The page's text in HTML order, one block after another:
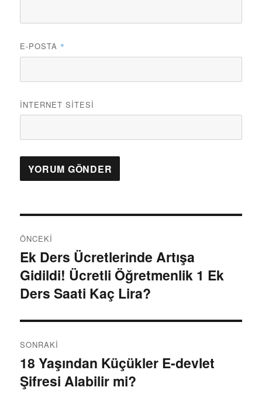
E-POSTA *
İNTERNET SITESI
a
z
ı
g
e
z
ÖNCEKI
Ö
n
c
k
a
z
Ek Ders Ücretlerinde Artışa
Gidildi! Ücretli Öğretmenlik 1 Ek
Ders Saati Kaç Lira?
SONRAKI
S
o
18 Yaşından Küçükler E-devlet
Şifresi Alabilir mi?